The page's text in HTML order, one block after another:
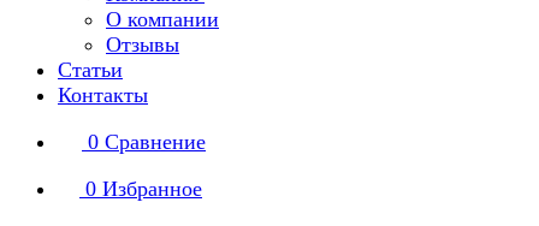
О компании
Отзывы
Статьи
Контакты
0 Сравнение
0 Избранное